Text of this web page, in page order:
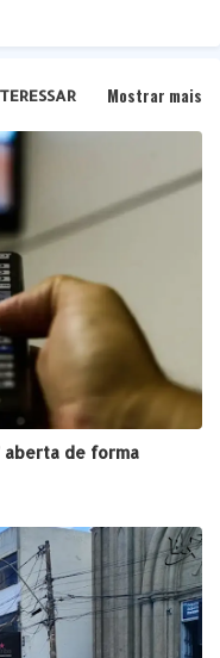
Mostrar mais
de forma